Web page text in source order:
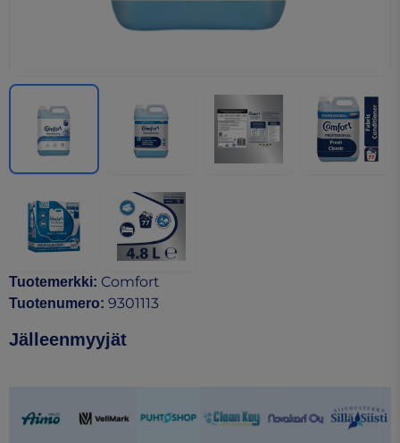
Tuotemerkki: Comfort
Tuotenumero: 9301113
Jälleenmyyjät